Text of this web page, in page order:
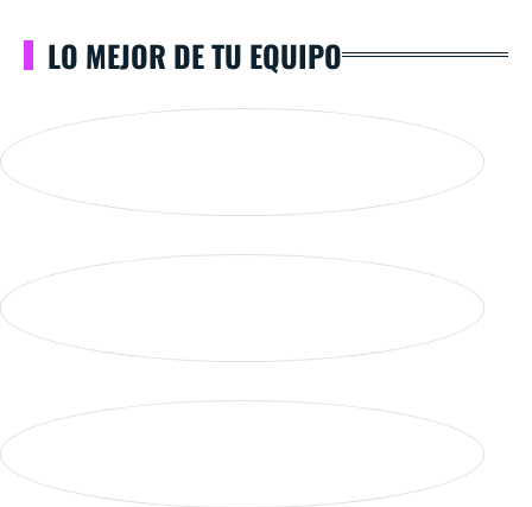
LO MEJOR DE TU EQUIPO